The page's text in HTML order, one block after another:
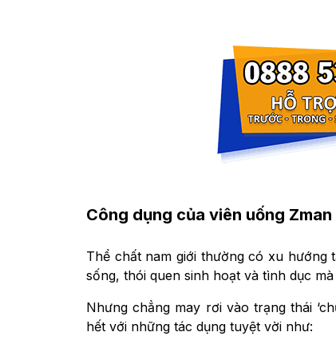
Công dụng của viên uống Zman
Thể chất nam giới thường có xu hướng
sống, thói quen sinh hoạt và tình dục
Nhưng chẳng may rơi vào trạng thái
hết với những tác dụng tuyệt vời như: